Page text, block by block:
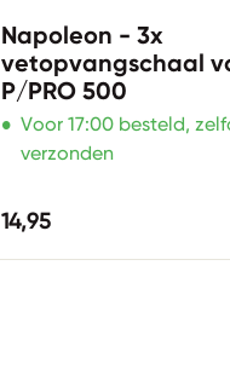
Napoleon - 3x
vetopvangschaal
P/PRO 500
• Voor 17:00 besteld,
verzonden
Normale prijs
14,95